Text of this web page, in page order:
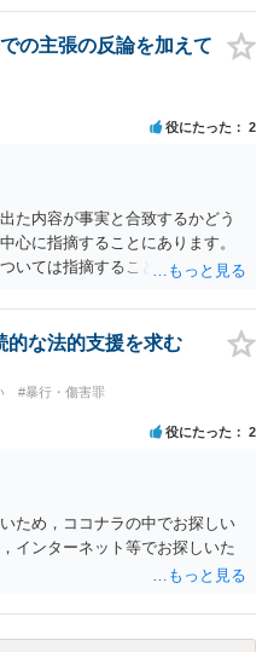
の主張の反論を加えて
役にたった 2
た内容が事実と合致するかどう
心に指摘することにあります。
いては指摘することが大切で
です。 これらの点について最終
所の理解も深まると思います
点が大きいので、何ともいえま
的な法的支援を求む
#暴行・傷害罪
役にたった 2
ため，ココナラの中でお探しい
インターネット等でお探しいた